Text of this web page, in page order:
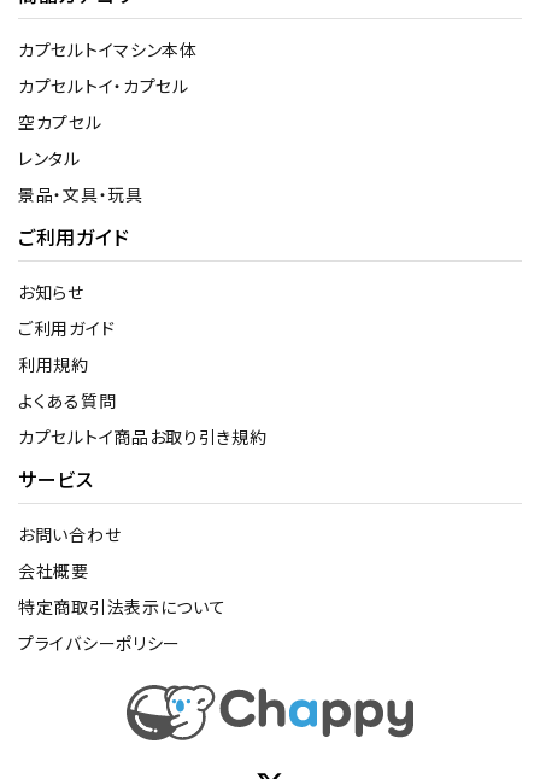
カプセルトイマシン本体
カプセルトイ・カプセル
空カプセル
レンタル
景品・文具・玩具
ご利用ガイド
お知らせ
ご利用ガイド
利用規約
よくある質問
カプセルトイ商品お取り引き規約
サービス
お問い合わせ
会社概要
特定商取引法表示について
プライバシーポリシー